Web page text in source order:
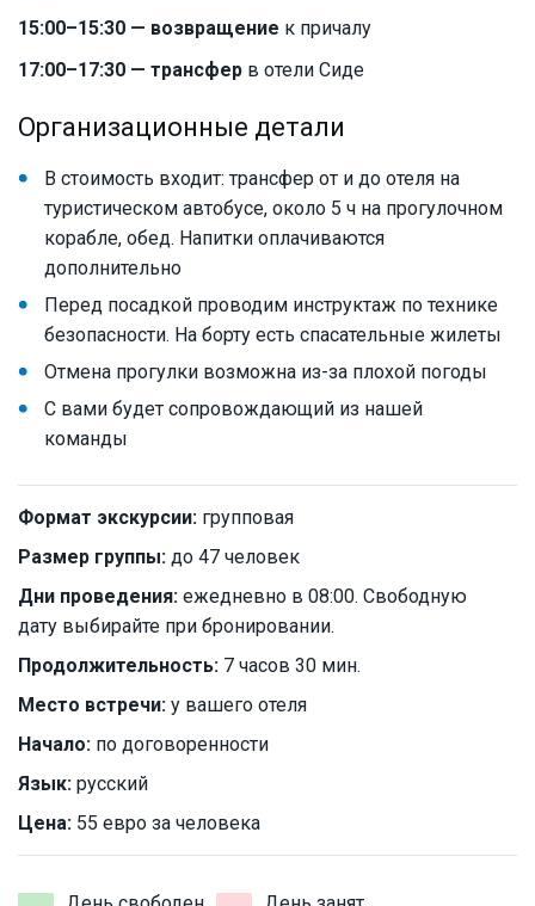
15:00–15:30 — возвращение к причалу
17:00–17:30 — трансфер в отели Сиде
Организационные детали
В стоимость входит: трансфер от и до отеля на
туристическом автобусе, около 5 ч на прогулочном
корабле, обед. Напитки оплачиваются
дополнительно
Перед посадкой проводим инструктаж по технике
безопасности. На борту есть спасательные жилеты
Отмена прогулки возможна из-за плохой погоды
С вами будет сопровождающий из нашей
команды
Формат экскурсии: групповая
Размер группы: до 47 человек
Дни проведения: ежедневно в 08:00. Свободную
дату выбирайте при бронировании.
Продолжительность: 7 часов 30 мин.
Место встречи: у вашего отеля
Начало: по договоренности
Язык: русский
Цена: 55 евро за человека